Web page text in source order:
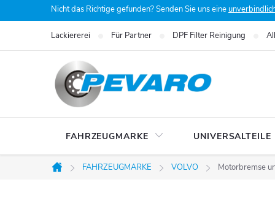
Inhalt
Nicht das Richtige gefunden? Senden Sie uns eine
Lackiererei Für Partner DPF Filter Reinigung
FAHRZEUGMARKE UNIVERSALTEILE
Startseite
FAHRZEUGMARKE VOLVO Motorbremse